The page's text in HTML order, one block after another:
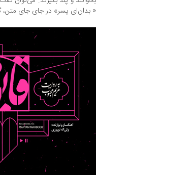
« بدان‌ای پسر» در جای جای متن،